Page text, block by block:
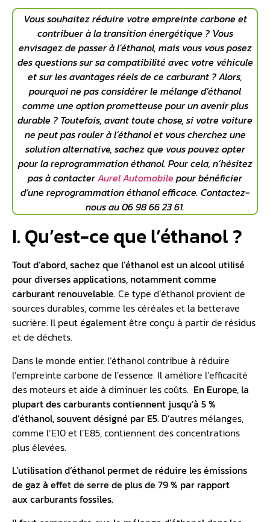
Vous souhaitez réduire votre empreinte carbone et
contribuer à la transition énergétique ? Vous
envisagez de passer à l’éthanol, mais vous vous posez
des questions sur sa compatibilité avec votre véhicule
et sur les avantages réels de ce carburant ? Alors,
pourquoi ne pas considérer le mélange d’éthanol
comme une option prometteuse pour un avenir plus
durable ? Toutefois, avant toute chose, si votre voiture
ne peut pasrouler à l’éthanolet vous cherchez une
solution alternative, sachez que vous pouvez opter
pour lareprogrammation éthanol. Pour cela, n’hésitez
pas à contacterAurel Automobile pour bénéficier
d’une reprogrammation éthanol efficace. Contactez-
nous au 06 98 66 23 61.
I. Qu’est-ce que l’éthanol ?
Tout d’abord, sachez que l’éthanol est un alcool utilisé
pour diverses applications, notamment comme
carburant renouvelable.Ce type d’éthanol provient de
sources durables, comme les céréales et la betterave
sucrière. Il peut également être conçu à partir de résidus
et de déchets.
Dans le monde entier, l’éthanol contribue à réduire
l’empreinte carbone de l’essence. Il améliore l’efficacité
des moteurs et aide à diminuer les coûts. En Europe, la
plupart des carburants contiennent jusqu’à 5 %
d’éthanol, souvent désigné par E5. D’autres mélanges,
comme l’E10 et l’E85, contiennent des concentrations
plus élevées.
L’utilisation d’éthanol permet de réduire les émissions
de gaz à effet de serre de plus de 79 % par rapport
aux carburants fossiles.